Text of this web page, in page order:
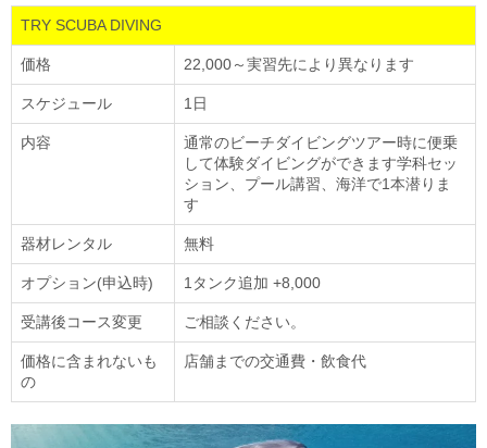
TRY SCUBA DIVING
価格 22,000～実習先により異なります
スケジュール 1日
内容
通常のビーチダイビングツアー時に便乗
して体験ダイビングができます学科セッ
ション、プール講習、海洋で1本潜りま
す
器材レンタル 無料
オプション(申込時) 1タンク追加 +8,000
受講後コース変更 ご相談ください。
価格に含まれないも
の
店舗までの交通費・飲食代